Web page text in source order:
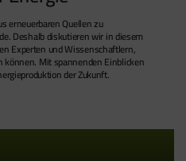
erneuerbaren Quellen zu
Deshalb diskutieren wir in diesem
Experten und Wissenschaftlern,
Mit spannenden Einblicken
der Zukunft.